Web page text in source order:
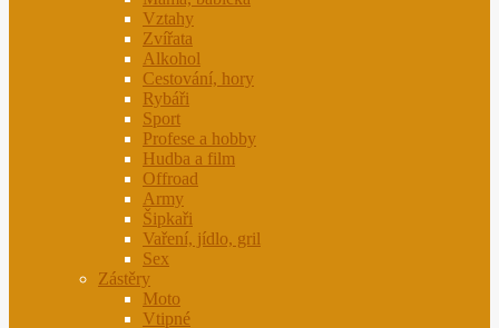
Vztahy
Zvířata
Alkohol
Cestování, hory
Rybáři
Sport
Profese a hobby
Hudba a film
Offroad
Army
Šipkaři
Vaření, jídlo, gril
Sex
Zástěry
Moto
Vtipné